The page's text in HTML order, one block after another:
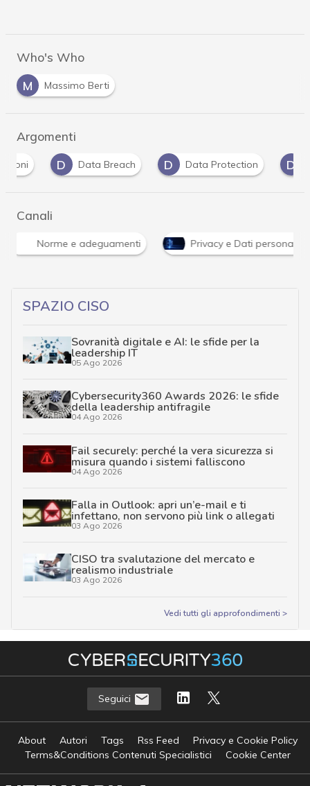
Who's Who
M
Massimo Berti
Argomenti
D
Data Breach D Data Protection D dati
Canali
Norme e adeguamenti Privacy e Dati personali
SPAZIO CISO
Sovranità digitale e AI: le sfide per la
leadership IT
05 Ago 2026
Cybersecurity360 Awards 2026: le sfide
della leadership antifragile
04 Ago 2026
Fail securely: perché la vera sicurezza si
misura quando i sistemi falliscono
04 Ago 2026
Falla in Outlook: apri un’e-mail e ti
infettano, non servono più link o allegati
03 Ago 2026
CISO tra svalutazione del mercato e
realismo industriale
03 Ago 2026
Vedi tutti gli approfondimenti >
Seguici
About Autori Tags Rss Feed
Privacy e Cookie Policy
Terms&Conditions Contenuti Specialistici
Cookie Center